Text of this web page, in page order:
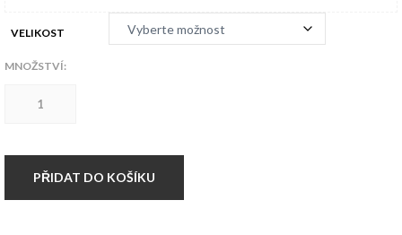
VELIKOST
MNOŽSTVÍ:
množství
PŘIDAT DO KOŠÍKU